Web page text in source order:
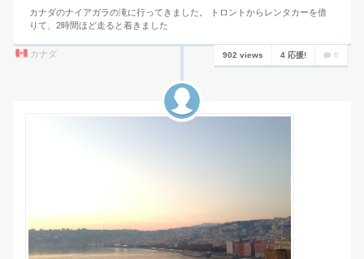
カナダのナイアガラの滝に行ってきました。 トロントからレンタカーを借
りて、2時間ほど走ると着きました
カナダ 902 views 4 応援! 0